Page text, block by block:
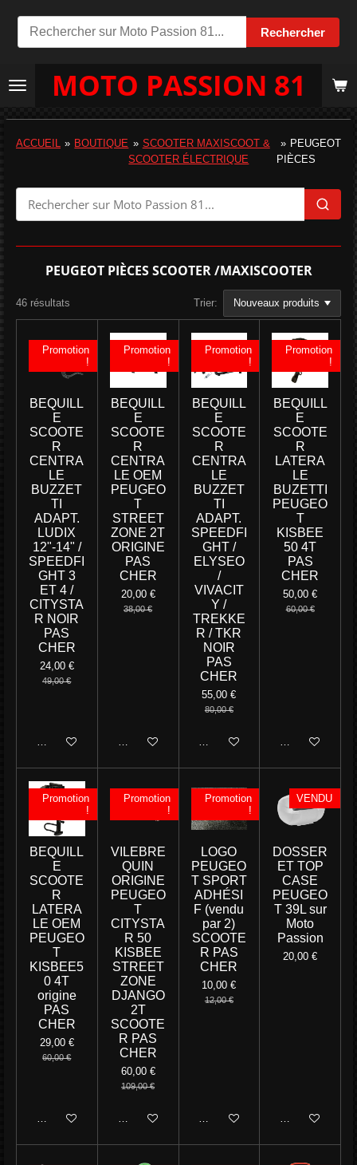
Rechercher
Passer
au
principal
MOTO PASSION 81
ACCUEIL » BOUTIQUE » SCOOTER MAXISCOOT &
SCOOTER ÉLECTRIQUE
» PEUGEOT
PIÈCES
PEUGEOT PIÈCES SCOOTER /MAXISCOOTER
46 résultats Trier:
Promotion
!
BEQUILL
E
SCOOTE
R
CENTRA
LE
BUZZET
TI
ADAPT.
LUDIX
12"-14" /
SPEEDFI
GHT 3
ET 4 /
CITYSTA
R NOIR
PAS
CHER
24,00 €
49,00 €
Ajouter au panier
Promotion
!
BEQUILL
E
SCOOTE
R
CENTRA
LE OEM
PEUGEO
T
STREET
ZONE 2T
ORIGINE
PAS
CHER
20,00 €
38,00 €
Ajouter au panier
Promotion
!
BEQUILL
E
SCOOTE
R
CENTRA
LE
BUZZET
TI
ADAPT.
SPEEDFI
GHT /
ELYSEO
/
VIVACIT
Y /
TREKKE
R / TKR
NOIR
PAS
CHER
55,00 €
80,00 €
Ajouter au panier
Promotion
!
BEQUILL
E
SCOOTE
R
LATERA
LE
BUZETTI
PEUGEO
T
KISBEE
50 4T
PAS
CHER
50,00 €
60,00 €
Ajouter au
Promotion
!
BEQUILL
E
SCOOTE
R
LATERA
LE OEM
PEUGEO
T
KISBEE5
0 4T
origine
PAS
CHER
29,00 €
60,00 €
Ajouter au panier
Promotion
!
VILEBRE
QUIN
ORIGINE
PEUGEO
T
CITYSTA
R 50
KISBEE
STREET
ZONE
DJANGO
2T
SCOOTE
R PAS
CHER
60,00 €
109,00 €
Ajouter au panier
Promotion
!
LOGO
PEUGEO
T SPORT
ADHÉSI
F (vendu
par 2)
SCOOTE
R PAS
CHER
10,00 €
12,00 €
Ajouter au panier
VENDU
DOSSER
ET TOP
CASE
PEUGEO
T 39L sur
Moto
Passion
20,00 €
Ajouter au